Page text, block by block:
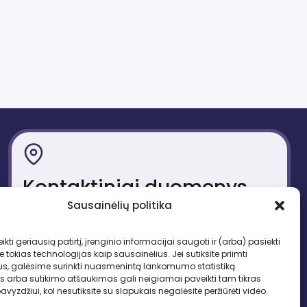
Sausainėlių politika
geriausią patirtį, įrenginio informacijai saugoti ir (arba) pasiekti
tokias technologijas kaip sausainėlius. Jei sutiksite priimti
galėsime surinkti nuasmenintą lankomumo statistiką.
arba sutikimo atšaukimas gali neigiamai paveikti tam tikras
kol nesutiksite su slapukais negalėsite peržiūrėti video.
Kontaktiniai duomenys
Tel. +370 683 95403
El. paštas: lbd.sekretore@gmail.com